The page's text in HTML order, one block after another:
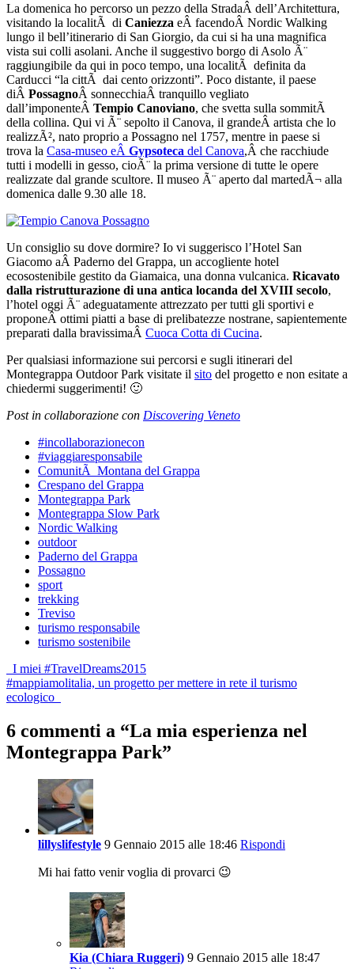
La domenica ho percorso un pezzo della StradaÂ dell’Architettura,
visitando la localitÃ di Caniezza eÂ facendoÂ Nordic Walking
lungo il bell’itinerario di San Giorgio, da cui si ha una magnifica
vista sui colli asolani. Anche il suggestivo borgo di Asolo Ã¨
raggiungibile da qui in poco tempo, una localitÃ definita da
Carducci “la cittÃ dai cento orizzonti”. Poco distante, il paese
diÂ PossagnoÂ sonnecchiaÂ tranquillo vegliato
dall’imponenteÂ Tempio Canoviano, che svetta sulla sommitÃ
della collina. Qui vi Ã¨ sepolto il Canova, il grandeÂ artista che lo
realizzÃ², nato proprio a Possagno nel 1757, mentre in paese si
trova la Casa-museo eÂ Gypsoteca del Canova,Â che racchiude
tutti i modelli in gesso, cioÃ¨ la prima versione di tutte le opere
realizzate dal grande scultore. Il museo Ã¨ aperto dal martedÃ¬ alla
domenica dalle 9.30 alle 18.
Un consiglio su dove dormire? Io vi suggerisco l’Hotel San
Giacomo aÂ Paderno del Grappa, un accogliente hotel
ecosostenibile gestito da Giamaica, una donna vulcanica. Ricavato
dalla ristrutturazione di una antica locanda del XVIII secolo,
l’hotel oggi Ã¨ adeguatamente attrezzato per tutti gli sportivi e
proponeÂ ottimi piatti a base di prelibatezze nostrane, sapientemente
preparati dalla bravissimaÂ Cuoca Cotta di Cucina.
Per qualsiasi informazione sui percorsi e sugli itinerari del
Montegrappa Outdoor Park visitate il sito del progetto e non esitate a
chiedermi suggerimenti! 🙂
Post in collaborazione con Discovering Veneto
#incollaborazionecon
#viaggiaresponsabile
ComunitÃ Montana del Grappa
Crespano del Grappa
Montegrappa Park
Montegrappa Slow Park
Nordic Walking
outdoor
Paderno del Grappa
Possagno
sport
trekking
Treviso
turismo responsabile
turismo sostenibile
Post
navigation
I miei #TravelDreams2015
#mappiamolitalia, un progetto per mettere in rete il turismo
ecologico
6 commenti a “La mia esperienza nel
Montegrappa Park”
lillyslifestyle 9 Gennaio 2015 alle 18:46 Rispondi
Mi hai fatto venir voglia di provarci 😉
Kia (Chiara Ruggeri) 9 Gennaio 2015 alle 18:47